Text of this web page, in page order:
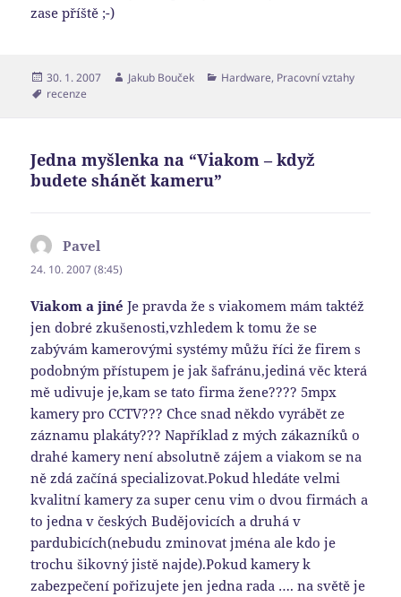
zase příště ;-)
Publikováno:
30. 1. 2007 Autor:
Jakub Bouček Rubriky:
Hardware, Pracovní vztahy
Štítky:
recenze
Jedna myšlenka na “Viakom – když
budete shánět kameru”
Pavel
24. 10. 2007 (8:45)
Viakom a jiné Je pravda že s viakomem mám taktéž
jen dobré zkušenosti,vzhledem k tomu že se
zabývám kamerovými systémy můžu říci že firem s
podobným přístupem je jak šafránu,jediná věc která
mě udivuje je,kam se tato firma žene???? 5mpx
kamery pro CCTV??? Chce snad někdo vyrábět ze
záznamu plakáty??? Například z mých zákazníků o
drahé kamery není absolutně zájem a viakom se na
ně zdá začíná specializovat.Pokud hledáte velmi
kvalitní kamery za super cenu vim o dvou firmách a
to jedna v českých Budějovicích a druhá v
pardubicích(nebudu zminovat jména ale kdo je
trochu šikovný jistě najde).Pokud kamery k
zabezpečení pořizujete jen jedna rada …. na světě je